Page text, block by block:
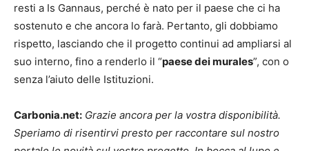
resti a Is Gannaus, perché è nato per il paese che ci ha
sostenuto e che ancora lo farà. Pertanto, gli dobbiamo
rispetto, lasciando che il progetto continui ad ampliarsi al
suo interno, fino a renderlo il “paese dei murales”, con o
senza l’aiuto delle Istituzioni.
Carbonia.net: Grazie ancora per la vostra disponibilità.
Speriamo di risentirvi presto per raccontare sul nostro